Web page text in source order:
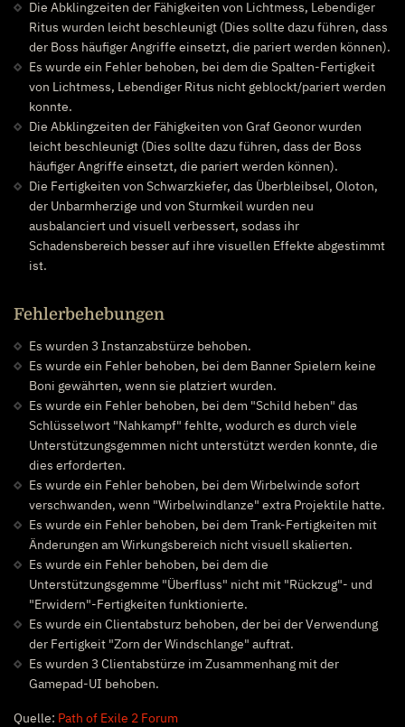
Die Abklingzeiten der Fähigkeiten von Lichtmess, Lebendiger
Ritus wurden leicht beschleunigt (Dies sollte dazu führen, dass
der Boss häufiger Angriffe einsetzt, die pariert werden können).
Es wurde ein Fehler behoben, bei dem die Spalten-Fertigkeit
von Lichtmess, Lebendiger Ritus nicht geblockt/pariert werden
konnte.
Die Abklingzeiten der Fähigkeiten von Graf Geonor wurden
leicht beschleunigt (Dies sollte dazu führen, dass der Boss
häufiger Angriffe einsetzt, die pariert werden können).
Die Fertigkeiten von Schwarzkiefer, das Überbleibsel, Oloton,
der Unbarmherzige und von Sturmkeil wurden neu
ausbalanciert und visuell verbessert, sodass ihr
Schadensbereich besser auf ihre visuellen Effekte abgestimmt
ist.
Fehlerbehebungen
Es wurden 3 Instanzabstürze behoben.
Es wurde ein Fehler behoben, bei dem Banner Spielern keine
Boni gewährten, wenn sie platziert wurden.
Es wurde ein Fehler behoben, bei dem "Schild heben" das
Schlüsselwort "Nahkampf" fehlte, wodurch es durch viele
Unterstützungsgemmen nicht unterstützt werden konnte, die
dies erforderten.
Es wurde ein Fehler behoben, bei dem Wirbelwinde sofort
verschwanden, wenn "Wirbelwindlanze" extra Projektile hatte.
Es wurde ein Fehler behoben, bei dem Trank-Fertigkeiten mit
Änderungen am Wirkungsbereich nicht visuell skalierten.
Es wurde ein Fehler behoben, bei dem die
Unterstützungsgemme "Überfluss" nicht mit "Rückzug"- und
"Erwidern"-Fertigkeiten funktionierte.
Es wurde ein Clientabsturz behoben, der bei der Verwendung
der Fertigkeit "Zorn der Windschlange" auftrat.
Es wurden 3 Clientabstürze im Zusammenhang mit der
Gamepad-UI behoben.
Quelle: Path of Exile 2 Forum